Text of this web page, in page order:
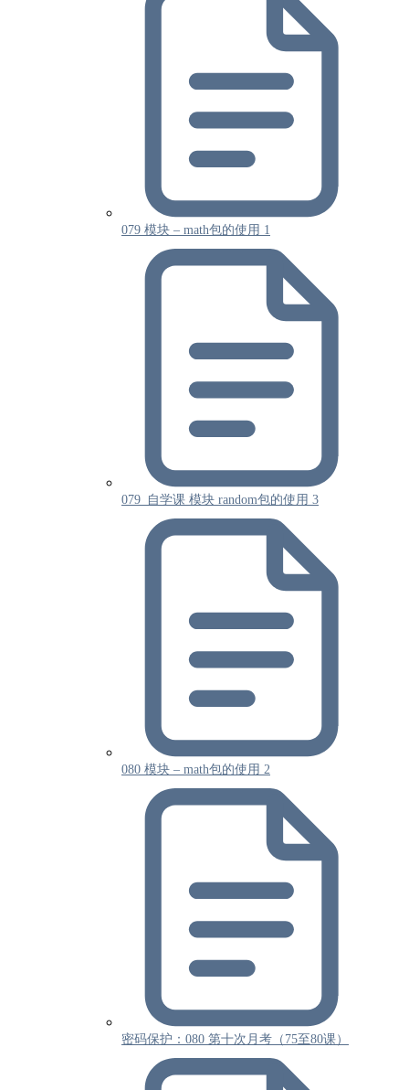
079 模块 – math包的使用 1
079_自学课 模块 random包的使用 3
080 模块 – math包的使用 2
密码保护：080 第十次月考（75至80课）